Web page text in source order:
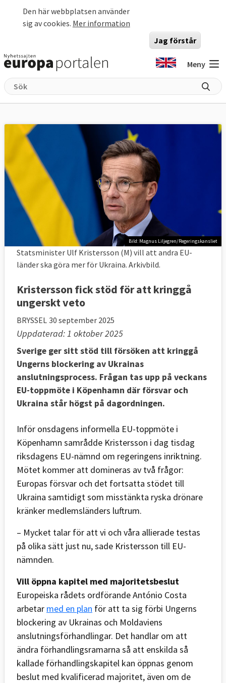
Den här webbplatsen använder
sig av cookies. Mer information
Jag förstår
Meny
Bild: Magnus Liljegren/Regeringskansliet
Statsminister Ulf Kristersson (M) vill att andra EU-
länder ska göra mer för Ukraina. Arkivbild.
Kristersson fick stöd för att kringgå
ungerskt veto
BRYSSEL 30 september 2025
Uppdaterad: 1 oktober 2025
Sverige ger sitt stöd till försöken att kringgå
Ungerns blockering av Ukrainas
anslutningsprocess. Frågan tas upp på veckans
EU-toppmöte i Köpenhamn där försvar och
Ukraina står högst på dagordningen.
Inför onsdagens informella EU-toppmöte i
Köpenhamn samrådde Kristersson i dag tisdag
riksdagens EU-nämnd om regeringens inriktning.
Mötet kommer att domineras av två frågor:
Europas försvar och det fortsatta stödet till
Ukraina samtidigt som misstänkta ryska drönare
kränker medlemsländers luftrum.
– Mycket talar för att vi och våra allierade testas
på olika sätt just nu, sade Kristersson till EU-
nämnden.
Vill öppna kapitel med majoritetsbeslut
Europeiska rådets ordförande António Costa
arbetar med en plan för att ta sig förbi Ungerns
blockering av Ukrainas och Moldaviens
anslutningsförhandlingar. Det handlar om att
ändra förhandlingsramarna så att enskilda så
kallade förhandlingskapitel kan öppnas genom
beslut med kvalificerad majoritet, även om de